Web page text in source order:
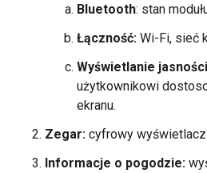
Bluetooth: stan
Łączność: Wi-Fi, sieć
Wyświetlanie
użytkownikowi
ekranu.
Zegar: cyfrowy
Informacje o pogodzie: